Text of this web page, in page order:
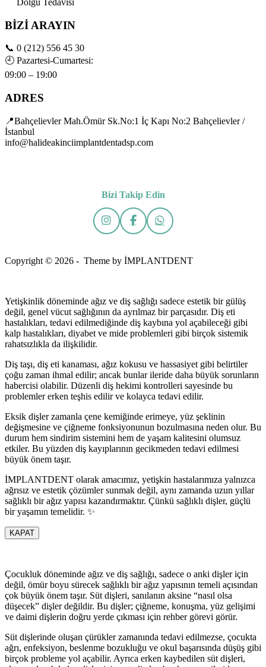
BİZİ ARAYIN
📞 0 (212) 556 45 30
🕘 Pazartesi-Cumartesi:
09:00 – 19:00
ADRES
📍Bahçelievler Mah.Ömür Sk.No:1 İç Kapı No:2 Bahçelievler /
İstanbul
info@halideakinciimplantdentadsp.com
Bizi Takip Edin
Copyright © 2026 - Theme by İMPLANTDENT
Yetişkinlik döneminde ağız ve diş sağlığı sadece estetik bir gülüş
değil, genel vücut sağlığının da ayrılmaz bir parçasıdır. Diş eti
hastalıkları, tedavi edilmediğinde diş kaybına yol açabileceği gibi
kalp hastalıkları, diyabet ve mide problemleri gibi birçok sistemik
rahatsızlıkla da ilişkilidir.
Diş taşı, diş eti kanaması, ağız kokusu ve hassasiyet gibi belirtiler
çoğu zaman ihmal edilir; ancak bunlar ileride daha büyük sorunların
habercisi olabilir. Düzenli diş hekimi kontrolleri sayesinde bu
problemler erken teşhis edilir ve kolayca tedavi edilir.
Eksik dişler zamanla çene kemiğinde erimeye, yüz şeklinin
değişmesine ve çiğneme fonksiyonunun bozulmasına neden olur. Bu
durum hem sindirim sistemini hem de yaşam kalitesini olumsuz
etkiler. Bu yüzden diş kayıplarının gecikmeden tedavi edilmesi
büyük önem taşır.
İMPLANTDENT olarak amacımız, yetişkin hastalarımıza yalnızca
ağrısız ve estetik çözümler sunmak değil, aynı zamanda uzun yıllar
sağlıklı bir ağız yapısı kazandırmaktır. Çünkü sağlıklı dişler, güçlü
bir yaşamın temelidir. ✨
KAPAT
Çocukluk döneminde ağız ve diş sağlığı, sadece o anki dişler için
değil, ömür boyu sürecek sağlıklı bir ağız yapısının temeli açısından
çok büyük önem taşır. Süt dişleri, sanılanın aksine “nasıl olsa
düşecek” dişler değildir. Bu dişler; çiğneme, konuşma, yüz gelişimi
ve daimi dişlerin doğru yerde çıkması için rehber görevi görür.
Süt dişlerinde oluşan çürükler zamanında tedavi edilmezse, çocukta
ağrı, enfeksiyon, beslenme bozukluğu ve okul başarısında düşüş gibi
birçok probleme yol açabilir. Ayrıca erken kaybedilen süt dişleri,